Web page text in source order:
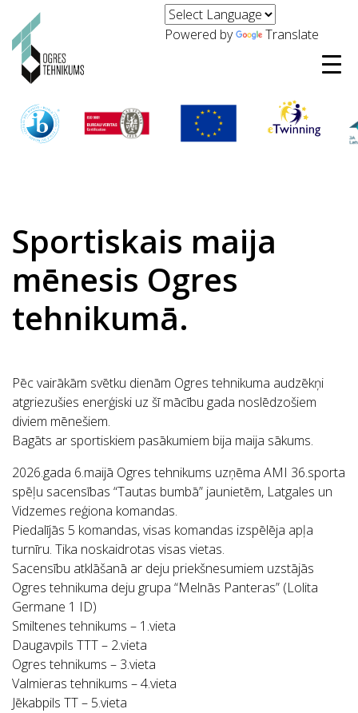
Powered by Translate
Sportiskais maija
mēnesis Ogres
tehnikumā.
Pēc vairākām svētku dienām Ogres tehnikuma audzēkņi
atgriezušies enerģiski uz šī mācību gada noslēdzošiem
diviem mēnešiem.
Bagāts ar sportiskiem pasākumiem bija maija sākums.
2026.gada 6.maijā Ogres tehnikums uzņēma AMI 36.sporta
spēļu sacensības “Tautas bumbā” jaunietēm, Latgales un
Vidzemes reģiona komandas.
Piedalījās 5 komandas, visas komandas izspēlēja apļa
turnīru. Tika noskaidrotas visas vietas.
Sacensību atklāšanā ar deju priekšnesumiem uzstājās
Ogres tehnikuma deju grupa “Melnās Panteras” (Lolita
Germane 1 ID)
Smiltenes tehnikums – 1.vieta
Daugavpils TTT – 2.vieta
Ogres tehnikums – 3.vieta
Valmieras tehnikums – 4.vieta
Jēkabpils TT – 5.vieta